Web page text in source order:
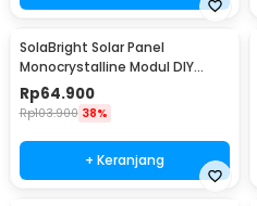
SolaBright Solar Panel
Monocrystalline Modul DIY
Power Bank 5V 3W - S0503
Rp64.900
Rp103.900 38%
+ Keranjang